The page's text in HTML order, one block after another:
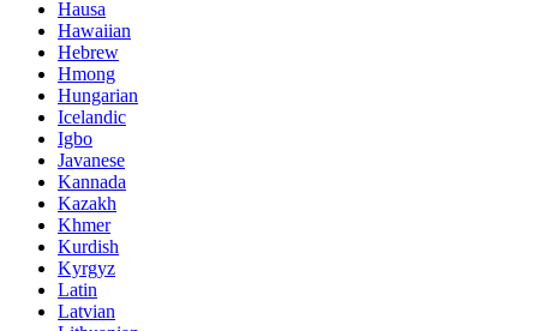
Hausa
Hawaiian
Hebrew
Hmong
Hungarian
Icelandic
Igbo
Javanese
Kannada
Kazakh
Khmer
Kurdish
Kyrgyz
Latin
Latvian